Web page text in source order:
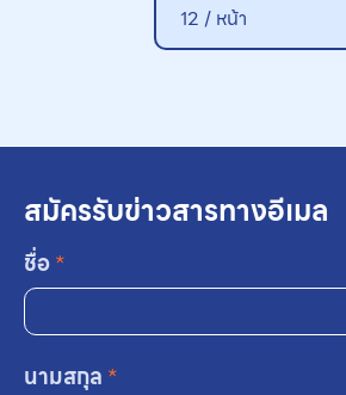
12 / หน้า
สมัครรับข่าวสารทางอีเมล
ชื่อ*
นามสกุล *